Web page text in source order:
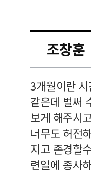
조창훈
3개월이란
같은데 벌써
보게 해주시
너무도 허전
지고 존경할
련일에 종사